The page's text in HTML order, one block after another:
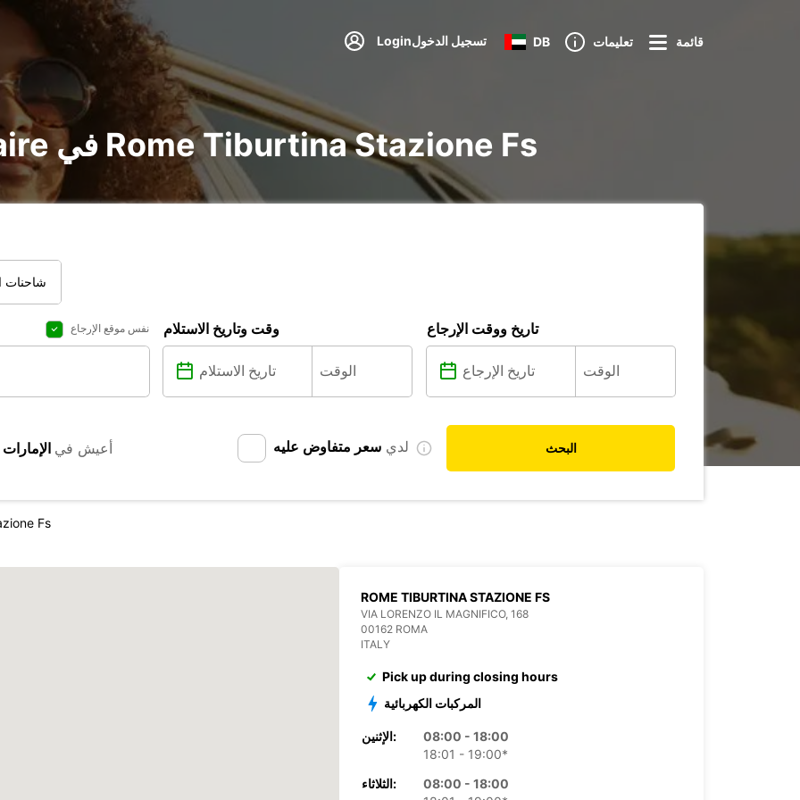
Loginتسجيل الدخول DB تعليمات قائمة
تأجير voiture و utilitaire في Rome Tiburtina Stazione Fs
شاحنات
نفس موقع الإرجاع وقت وتاريخ الاستلام تاريخ ووقت الإرجاع
أعيش في لدي سعر متفاوض عليه البحث
Fs
ROME TIBURTINA STAZIONE FS
VIA LORENZO IL MAGNIFICO, 168
00162 ROMA
ITALY
Pick up during closing hours
المركبات الكهربائية
الإثنين:
08:00 - 18:00
18:01 - 19:00*
الثلاثاء:
08:00 - 18:00